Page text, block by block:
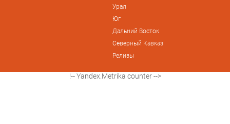
Урал
Юг
Дальний Восток
Северный Кавказ
Релизы
!-- Yandex.Metrika counter -->